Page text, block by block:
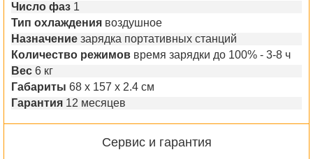
Число фаз 1
Тип охлаждения воздушное
Назначение зарядка портативных станций
Количество режимов время зарядки до 100% - 3-8 ч
Вес 6 кг
Габариты 68 x 157 x 2.4 см
Гарантия 12 месяцев
Сервис и гарантия